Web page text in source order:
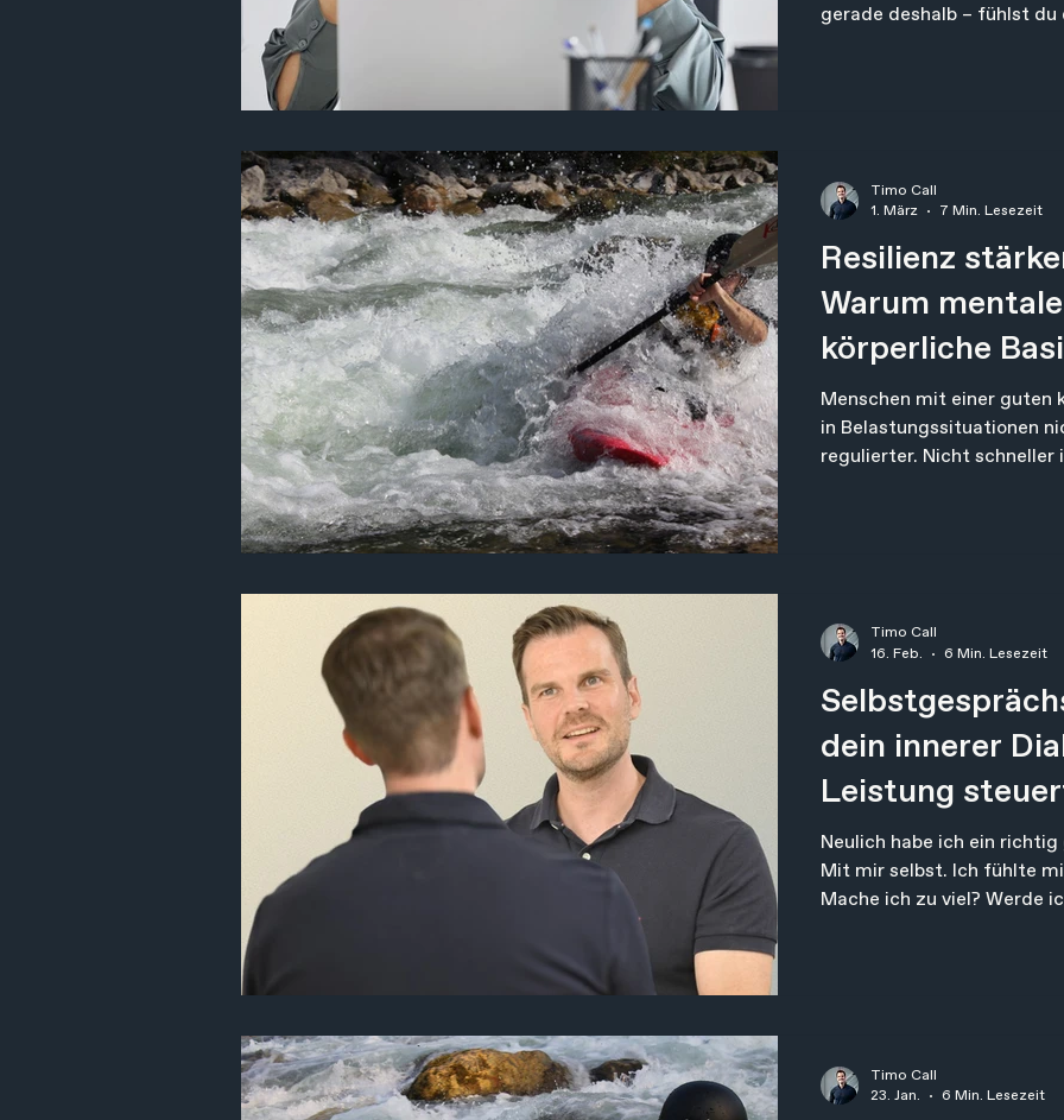
gerade deshalb – fühlst
"Ich hätte früher anfangen
Resilienz
Warum
körperliche
Menschen mit einer guten
in Belastungssituationen
regulierter. Nicht schneller
Entscheidendes: Zeit
genau in diesem Zeitfenst
Timo Call
1. März
7 Min. Lesezeit
dein innerer
Leistung
Neulich habe ich ein
Mit mir selbst. Ich fühlte mich
Mache ich zu viel? Werde
Timo Call
16. Feb.
6 Min. Lesezeit
Timo Call
23. Jan.
6 Min. Lesezeit